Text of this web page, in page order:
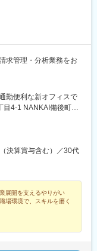
求管理・分析業務をお
勤便利な新オフィスで
4-1 NANKAI備後町ビ
り徒歩3分・大阪メト
喫煙対策：屋内全面禁
決算賞与含む）／30代
展開を支えるやりがい
場環境で、スキルを磨く